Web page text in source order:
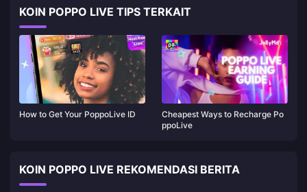
KOIN POPPO LIVE TIPS TERKAIT
How to Get Your PoppoLive ID
Cheapest Ways to Recharge Po
ppoLive
KOIN POPPO LIVE REKOMENDASI BERITA